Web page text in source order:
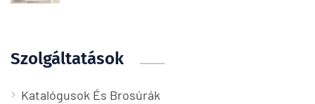
Szolgáltatások
Katalógusok És Brosúrák